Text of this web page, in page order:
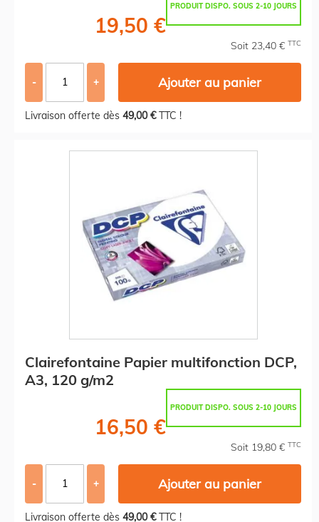
PRODUIT DISPO. SOUS 2-10 JOURS
19,50 €
Soit 23,40 € TTC
- + Ajouter au panier
Livraison offerte dès 49,00 €TTC !
Clairefontaine Papier multifonction DCP,
A3, 120 g/m2
PRODUIT DISPO. SOUS 2-10 JOURS
16,50 €
Soit 19,80 € TTC
- + Ajouter au panier
Livraison offerte dès 49,00 €TTC !